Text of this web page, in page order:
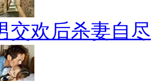
交欢后杀妻自尽